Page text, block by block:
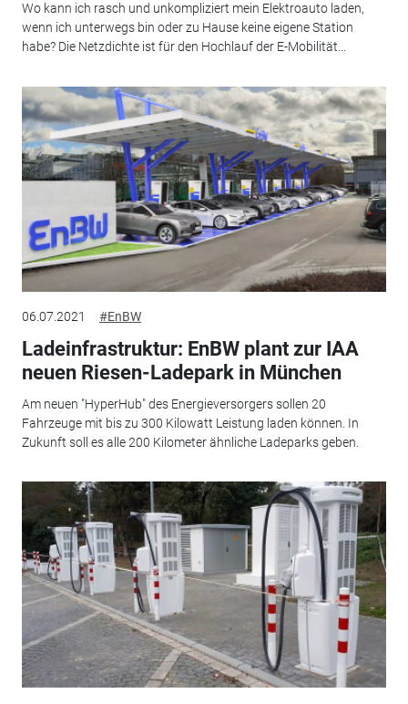
Wo kann ich rasch und unkompliziert mein Elektroauto laden,
wenn ich unterwegs bin oder zu Hause keine eigene Station
habe? Die Netzdichte ist für den Hochlauf der E-Mobilität...
06.07.2021 #EnBW
Ladeinfrastruktur: EnBW plant zur IAA
neuen Riesen-Ladepark in München
Am neuen "HyperHub" des Energieversorgers sollen 20
Fahrzeuge mit bis zu 300 Kilowatt Leistung laden können. In
Zukunft soll es alle 200 Kilometer ähnliche Ladeparks geben.